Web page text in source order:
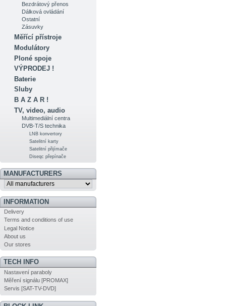
Bezdrátový přenos
Dálková ovládání
Ostatní
Zásuvky
Měřící přístroje
Modulátory
Ploné spoje
VÝPRODEJ !
Baterie
Sluby
B A Z A R !
TV, video, audio
Multimediální centra
DVB-T/S technika
LNB konvertory
Satelitní karty
Satelitní přijímače
Diseqc přepínače
MANUFACTURERS
INFORMATION
Delivery
Terms and conditions of use
Legal Notice
About us
Our stores
TECH INFO
Nastavení paraboly
Měření signálu [PROMAX]
Servis [SAT-TV-DVD]